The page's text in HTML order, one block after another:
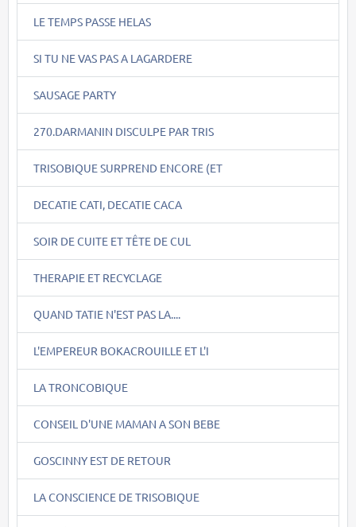
LE TEMPS PASSE HELAS
SI TU NE VAS PAS A LAGARDERE
SAUSAGE PARTY
270.DARMANIN DISCULPE PAR TRIS
TRISOBIQUE SURPREND ENCORE (ET
DECATIE CATI, DECATIE CACA
SOIR DE CUITE ET TÊTE DE CUL
THERAPIE ET RECYCLAGE
QUAND TATIE N'EST PAS LA....
L'EMPEREUR BOKACROUILLE ET L'I
LA TRONCOBIQUE
CONSEIL D'UNE MAMAN A SON BEBE
GOSCINNY EST DE RETOUR
LA CONSCIENCE DE TRISOBIQUE